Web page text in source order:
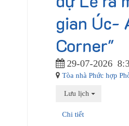
gian Úc-
Corner"
29-07-2026
Tòa nhà Phức hợp
Lưu lịch
Chi tiết